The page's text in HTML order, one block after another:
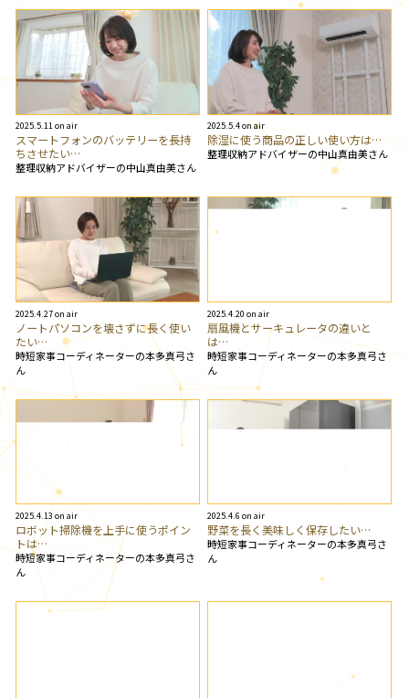
2025.5.11 on air
スマートフォンのバッテリーを長持
ちさせたい…
整理収納アドバイザーの中山真由美さん
2025.5.4 on air
除湿に使う商品の正しい使い方は…
整理収納アドバイザーの中山真由美さん
2025.4.27 on air
ノートパソコンを壊さずに長く使い
たい…
時短家事コーディネーターの本多真弓さ
ん
2025.4.20 on air
扇風機とサーキュレータの違いと
は…
時短家事コーディネーターの本多真弓さ
ん
2025.4.13 on air
ロボット掃除機を上手に使うポイン
トは…
時短家事コーディネーターの本多真弓さ
ん
2025.4.6 on air
野菜を長く美味しく保存したい…
時短家事コーディネーターの本多真弓さ
ん